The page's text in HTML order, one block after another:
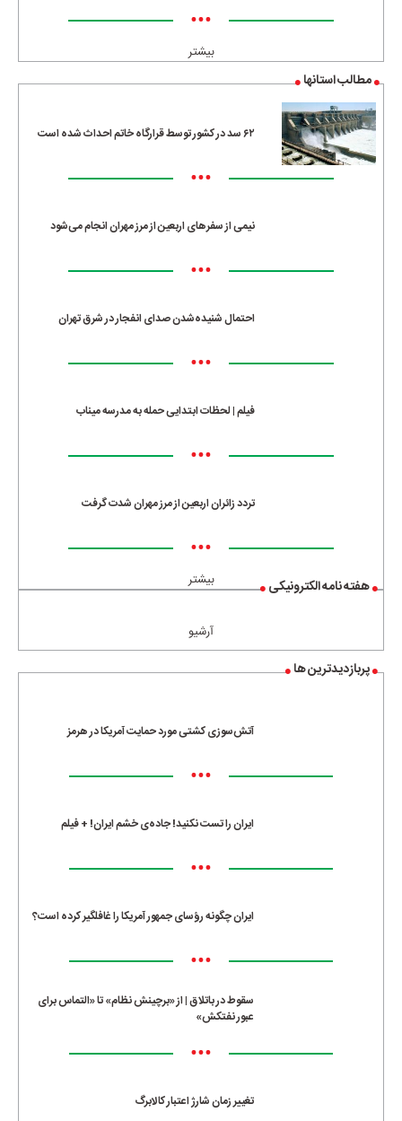
•••
بیشتر
مطالب استانها
۶۲ سد در کشور توسط قرارگاه خاتم احداث شده است
•••
نیمی از سفرهای اربعین از مرز مهران انجام می‌شود
•••
احتمال شنیده‌شدن صدای انفجار در شرق تهران
•••
فیلم | لحظات ابتدایی حمله به مدرسه میناب
•••
تردد زائران اربعین از مرز مهران شدت گرفت
•••
بیشتر هفته نامه الکترونیکی
آرشیو
پربازدیدترین ها
آتش‌سوزی کشتی مورد حمایت آمریکا در هرمز
•••
ایران را تست نکنید! جاده‌ی خشم ایران! + فیلم
•••
ایران چگونه رؤسای جمهور آمریکا را غافلگیر کرده است؟
•••
سقوط در باتلاق | از «برچینش نظام» تا «التماس برای
عبور نفتکش»
•••
تغییر زمان شارژ اعتبار کالابرگ